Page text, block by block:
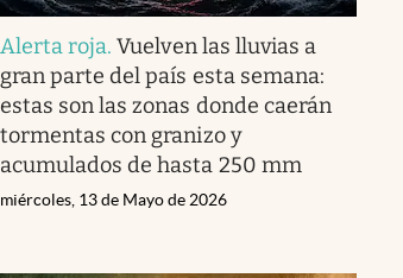
Alerta roja.Vuelven las lluvias a
gran parte del país esta semana:
estas son las zonas donde caerán
tormentas con granizo y
acumulados de hasta 250 mm
miércoles, 13 de Mayo de 2026